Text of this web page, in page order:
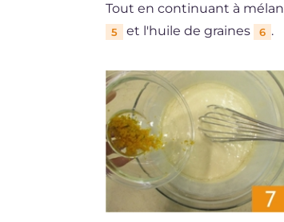
Tout en continuant à
5 et l'huile de graines 6 .